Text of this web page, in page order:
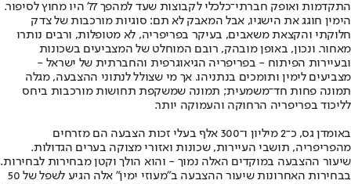
התקדמות ואופק חברתי־כלכלי לקבוצות שעד למהפך 77' היו מחוץ לסיפור.
הימין חוגג את הישגיו, אבל המאבק לא תם: סוגיות מורכבות של צדק
חלוקתי והקצאת משאבים, בעיקר בפריפריה, לא מטופלות, ורבים נותרו
מאחור. ונכון, באופן מובהק, רובם המוחלט של המצביעים בשכונות
ובעיירות הפיתוח - בפריפריה הגיאוגרפית והחברתית של ישראל -
מצביעים לימין ותומכים בנתניהו. אך מי שצולל לנתוני ההצבעה, מגלה
תמונה פחות חד־משמעית; תמונה שמשקפת תחושות מורכבות ביחס
לליכוד בפריפריה הרחוקה והעמוקה יותר.
באומדן גס, כ־2 מיליון ו־300 אלף בעלי זכות הצבעה הם מזרחים
מהפריפריה, תושבי העיירות, שכונות ואזורי מצוקה בערים הגדולות.
שיעור ההצבעה במוקדים האלה נמוך - והוא הולך וקטן מבחירות לבחירות.
בבחירות האחרונות שיעור ההצבעה ב"מעוזי ימין" אלה הגיע לשפל של 50